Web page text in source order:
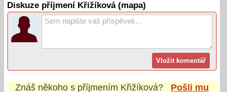
Diskuze příjmení Křižíková (mapa)
Znáš někoho s příjmením Křižíková?
Pošli mu